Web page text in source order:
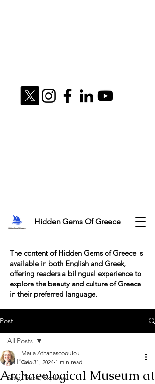
Hidden Gems Of Greece
The content of Hidden Gems of Greece is
available in both English and Greek,
offering readers a bilingual experience to
explore the beauty and culture of Greece
in their preferred language.
Post
All Posts
Stay, Taste, Explore!
All Posts
Archaeological Museum at
Maria Athanasopoulou
Dec 31, 2024 1 min read